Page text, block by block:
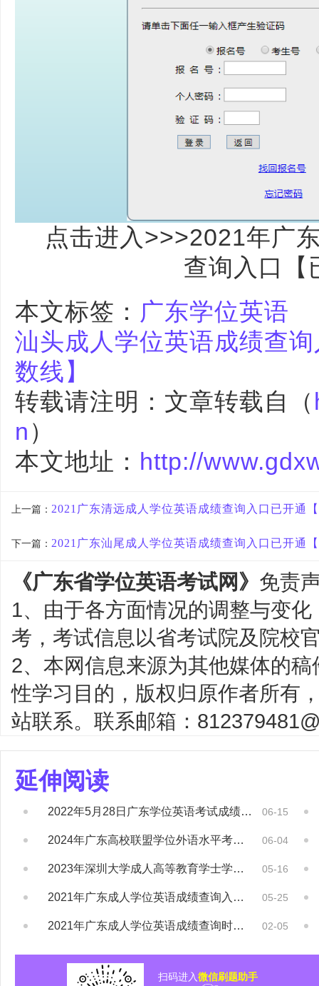
点击进入>>>2021年广
查询入口【
本文标签： 广东学位英语
汕头成人学位英语成绩查
数线】
转载请注明：文章转载自（
n ）
本文地址： http://
上一篇： 2021广东清远成人学位英语成绩查询入口已开通
下一篇： 2021广东汕尾成人学位英语成绩查询入口已开通
《广东省学位英语考试网》 免责
1、由于各方面情况的调整与变
考，考试信息以省考试院及院校
2、本网信息来源为其他媒体的
性学习目的，版权归原作者所有
站联系。联系邮箱：
延伸阅读
2022年5月28日广东学位英语考试成绩已... 06-15
2024年广东高校联盟学位外语水平考试成绩... 06-04
2023年深圳大学成人高等教育学士学位外国... 05-16
2021年广东成人学位英语成绩查询入口已开... 05-25
2021年广东成人学位英语成绩查询时间及入... 02-05
扫码进入微信刷题助手